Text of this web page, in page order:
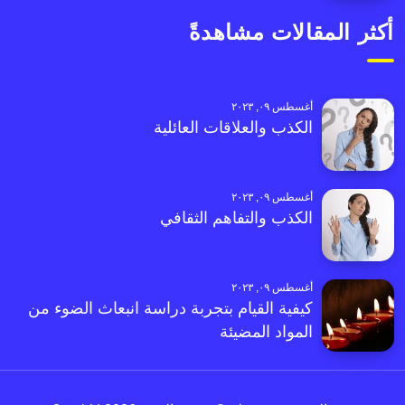
أكثر المقالات مشاهدةً
أغسطس ٠٩, ٢٠٢٣
الكذب والعلاقات العائلية
أغسطس ٠٩, ٢٠٢٣
الكذب والتفاهم الثقافي
أغسطس ٠٩, ٢٠٢٣
كيفية القيام بتجربة دراسة انبعاث الضوء من
المواد المضيئة